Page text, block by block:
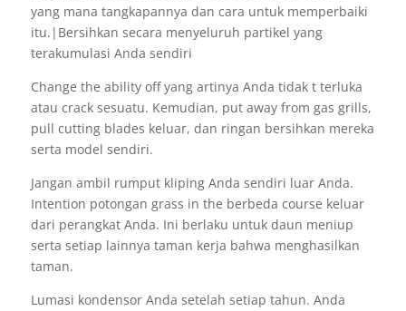
yang mana tangkapannya dan cara untuk memperbaiki
itu.|Bersihkan secara menyeluruh partikel yang
terakumulasi Anda sendiri
Change the ability off yang artinya Anda tidak t terluka
atau crack sesuatu. Kemudian, put away from gas grills,
pull cutting blades keluar, dan ringan bersihkan mereka
serta model sendiri.
Jangan ambil rumput kliping Anda sendiri luar Anda.
Intention potongan grass in the berbeda course keluar
dari perangkat Anda. Ini berlaku untuk daun meniup
serta setiap lainnya taman kerja bahwa menghasilkan
taman.
Lumasi kondensor Anda setelah setiap tahun. Anda